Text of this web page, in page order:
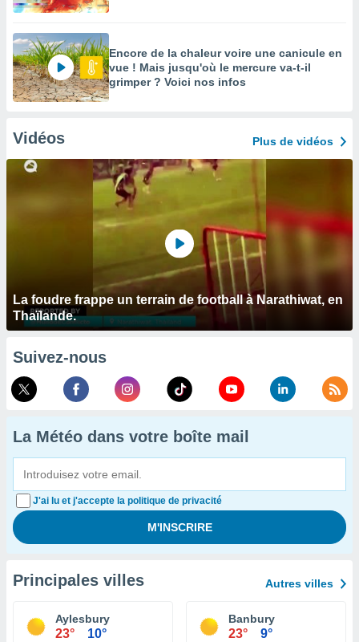
Encore de la chaleur voire une canicule en
vue ! Mais jusqu'où le mercure va-t-il
grimper ? Voici nos infos
Vidéos Plus de vidéos
La foudre frappe un terrain de football à Narathiwat, en
Thaïlande.
Suivez-nous
La Météo dans votre boîte mail
J'ai lu et j'accepte la politique de privacité
Principales villes Autres villes
Aylesbury
23° 10°
Banbury
23° 9°